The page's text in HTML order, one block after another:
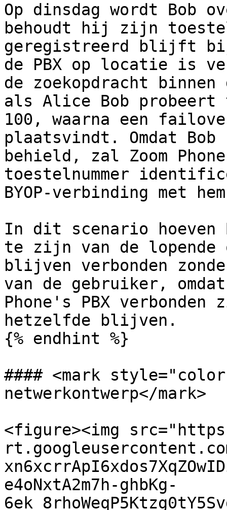
Op dinsdag wordt Bob
behoudt hij zijn
geregistreerd blijft bij
de PBX op locatie is
de zoekopdracht
als Alice Bob probeert
100, waarna een
plaatsvindt. Omdat Bob
behield, zal Zoom
toestelnummer
BYOP-verbinding met
In dit scenario hoeven
te zijn van de lopende
blijven verbonden
van de gebruiker,
Phone's PBX
hetzelfde blijven.
{% endhint %}
#### <mark
netwerkontwerp</mark>
<figure><img
e4oNxtA2m7h-ghbKg-